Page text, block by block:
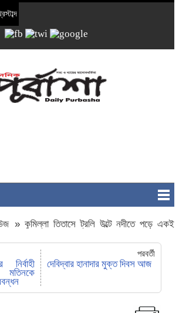
» কুমিল্লা তিতাসে ট্রলি উল্টে নদীতে পড়ে একই
পরবর্তী
দেবিদ্বার হানাদার মুক্ত দিবস আজ